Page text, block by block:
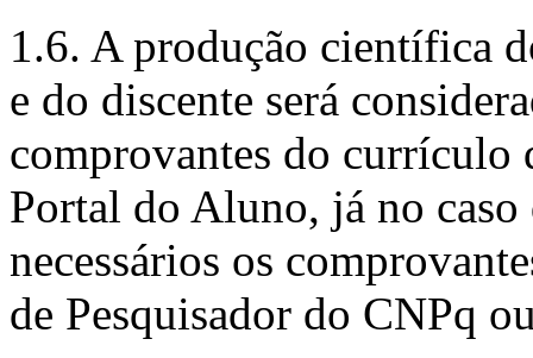
1.6. A produção científica
e do discente será
comprovantes do currículo
Portal do Aluno, já no
necessários os
de Pesquisador do CNPq